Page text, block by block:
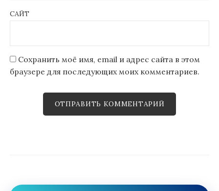
САЙТ
Сохранить моё имя, email и адрес сайта в этом
браузере для последующих моих комментариев.